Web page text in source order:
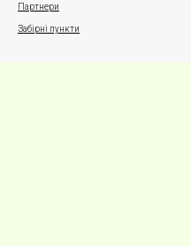
Партнери
Забірні пункти